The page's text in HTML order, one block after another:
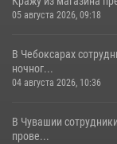
05 августа 2026, 09:18
В Чебоксарах
ночног...
04 августа 2026, 10:36
В Чувашии
прове...